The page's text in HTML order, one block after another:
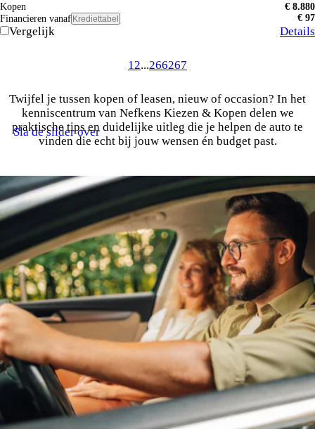
Kopen
€ 8.880
Financieren vanaf Krediettabel € 97
Vergelijk Details
12...266267
Twijfel je tussen kopen of leasen, nieuw of occasion? In het
kenniscentrum van Nefkens Kiezen & Kopen delen we
praktische tips en duidelijke uitleg die je helpen de auto te
vinden die echt bij jouw wensen én budget past.
Sla de slider over